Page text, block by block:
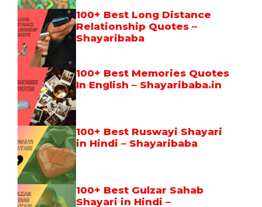
100+ Best Long Distance
Relationship Quotes –
Shayaribaba
100+ Best Memories Quotes
In English – Shayaribaba.in
100+ Best Ruswayi Shayari
in Hindi – Shayaribaba
100+ Best Gulzar Sahab
Shayari in Hindi –